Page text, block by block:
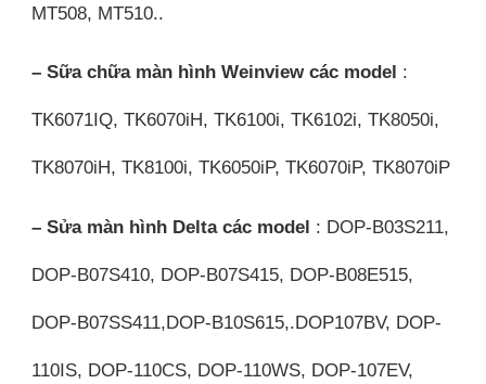
MT508, MT510..
– Sữa chữa màn hình Weinview các model :
TK6071IQ, TK6070iH, TK6100i, TK6102i, TK8050i,
TK8070iH, TK8100i, TK6050iP, TK6070iP, TK8070iP
– Sửa màn hình Delta các model : DOP-B03S211,
DOP-B07S410, DOP-B07S415, DOP-B08E515,
DOP-B07SS411,DOP-B10S615,.DOP107BV, DOP-
110IS, DOP-110CS, DOP-110WS, DOP-107EV,